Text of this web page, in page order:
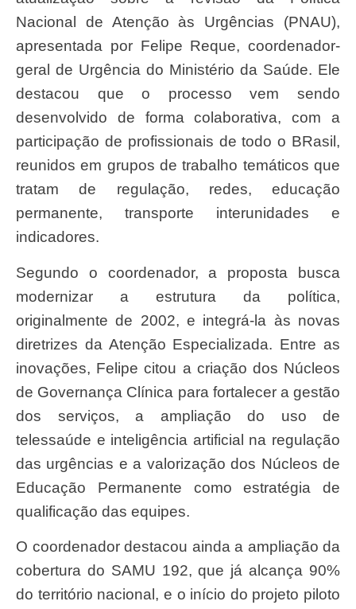
Nacional de Atenção às Urgências (PNAU),
apresentada por Felipe Reque, coordenador-
geral de Urgência do Ministério da Saúde. Ele
destacou que o processo vem sendo
desenvolvido de forma colaborativa, com a
participação de profissionais de todo o BRasil,
reunidos em grupos de trabalho temáticos que
tratam de regulação, redes, educação
permanente, transporte interunidades e
indicadores.
Segundo o coordenador, a proposta busca
modernizar a estrutura da política,
originalmente de 2002, e integrá-la às novas
diretrizes da Atenção Especializada. Entre as
inovações, Felipe citou a criação dos Núcleos
de Governança Clínica para fortalecer a gestão
dos serviços, a ampliação do uso de
telessaúde e inteligência artificial na regulação
das urgências e a valorização dos Núcleos de
Educação Permanente como estratégia de
qualificação das equipes.
O coordenador destacou ainda a ampliação da
cobertura do SAMU 192, que já alcança 90%
do território nacional, e o início do projeto piloto